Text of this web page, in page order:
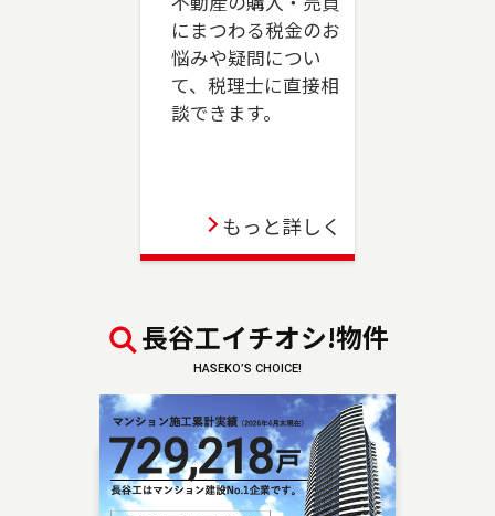
売却、ご購入をご検討の方は、是非ご相談くだ
さい。フリーダイアル（0120-039-845）よりお
のお住まいのご売却、 ご購入をご検討の方は、
是非ご相談ください。 フリーダイアル（0120-
2023-04-06
板橋店が移転のうえ、池袋センターとしてオープ
ンしました。豊島区・板橋区・文京区のお住ま
いのご売却、 ご購入をご検討の方は、是非ご相
談ください。 フリーダイアル（0120-875-101）
よりお気軽にどうぞ！
にまつわる税金のお
悩みや疑問につい
て、税理士に直接相
談できます。
もっと詳しく
長谷工イチオシ!物件
HASEKO’S CHOICE!